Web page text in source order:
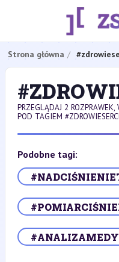
Strona główna
PRZEGLĄDAJ 2
POD TAGIEM
Podobne tagi: